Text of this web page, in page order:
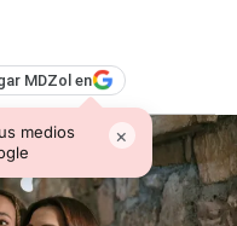
MDZol en
medios
×